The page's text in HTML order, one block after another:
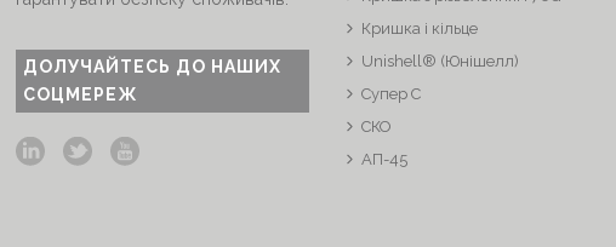
ДОЛУЧАЙТЕСЬ ДО НАШИХ
СОЦМЕРЕЖ
Кришка і кільце
Unishell® (Юнішелл)
Супер C
СКО
АП-45